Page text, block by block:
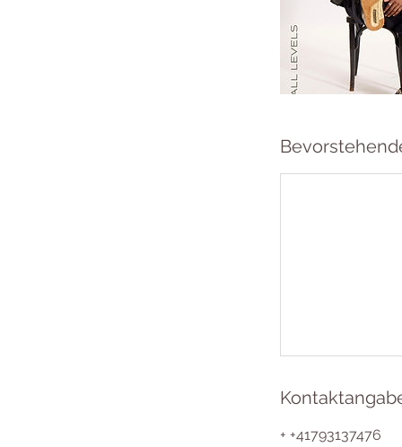
+ +41793137476